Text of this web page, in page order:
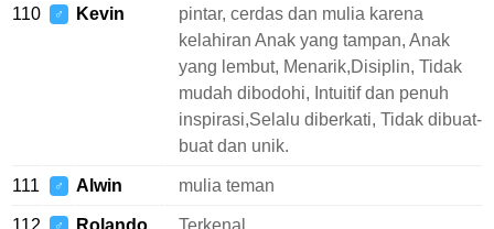
110 ♂ Kevin
pintar, cerdas dan mulia karena
kelahiran Anak yang tampan, Anak
yang lembut, Menarik,Disiplin, Tidak
mudah dibodohi, Intuitif dan penuh
inspirasi,Selalu diberkati, Tidak dibuat-
buat dan unik.
111 ♂ Alwin mulia teman
112 ♂ Rolando Terkenal